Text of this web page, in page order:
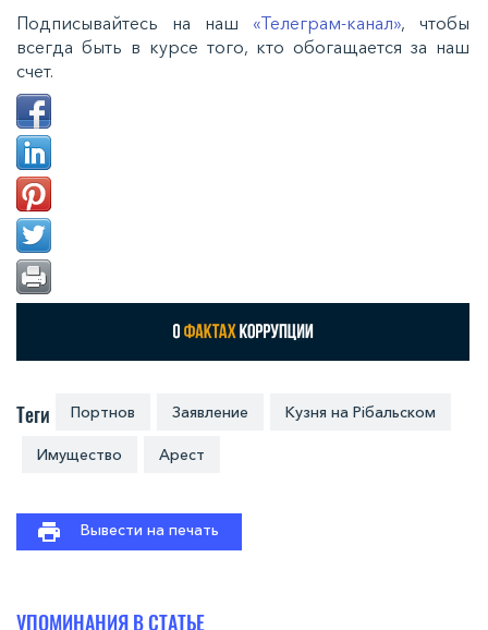
Подписывайтесь на наш «Телеграм-канал», чтобы
всегда быть в курсе того, кто обогащается за наш
счет.
Теги Портнов Заявление Кузня на Рібальском
Имущество Арест
Вывести на печать
УПОМИНАНИЯ В СТАТЬЕ